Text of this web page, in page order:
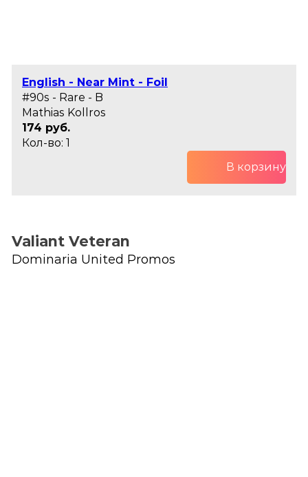
English - Near Mint - Foil
#90s - Rare - B
Mathias Kollros
174 руб.
Кол-во: 1
В корзину
Valiant Veteran
Dominaria United Promos